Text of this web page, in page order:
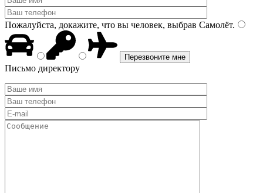
Пожалуйста, докажите, что вы человек, выбрав Самолёт.
Письмо директору